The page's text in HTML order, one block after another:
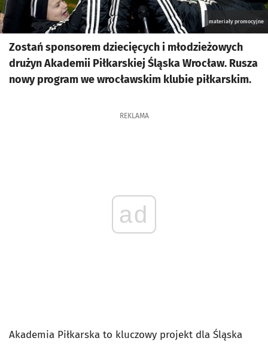
materiały promocyjne
Zostań sponsorem dziecięcych i młodzieżowych
drużyn Akademii Piłkarskiej Śląska Wrocław. Rusza
nowy program we wrocławskim klubie piłkarskim.
REKLAMA
ad
Akademia Piłkarska to kluczowy projekt dla Śląska